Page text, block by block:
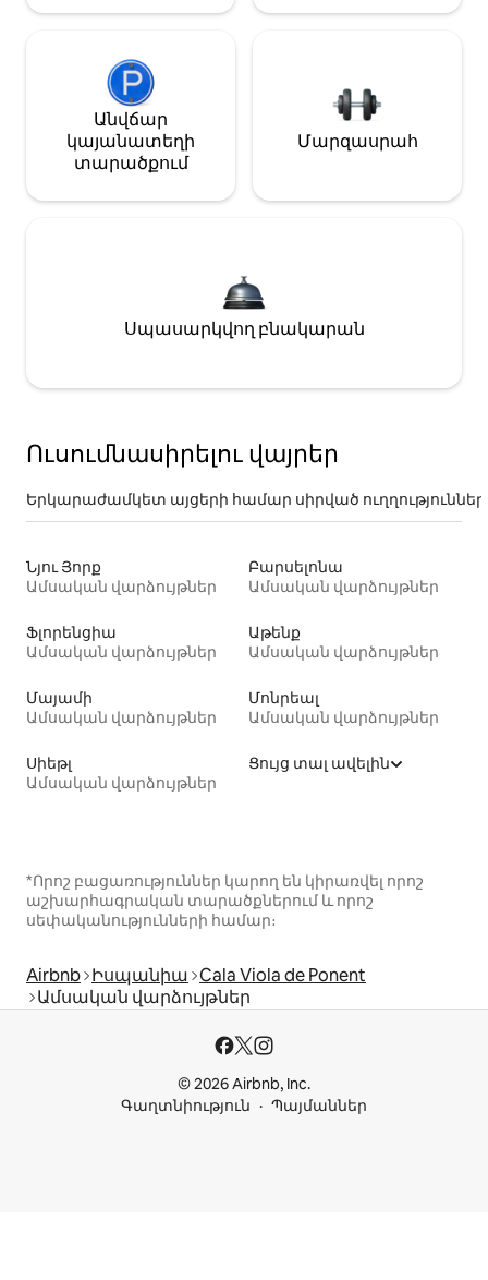
Անվճար
կայանատեղի
տարածքում
Մարզասրահ
Սպասարկվող բնակարան
Ուսումնասիրելու վայրեր
Երկարաժամկետ այցերի համար սիրված ուղղություններ
Նյու Յորք
Ամսական վարձույթներ
Բարսելոնա
Ամսական վարձույթներ
Ֆլորենցիա
Ամսական վարձույթներ
Աթենք
Ամսական վարձույթներ
Մայամի
Ամսական վարձույթներ
Մոնրեալ
Ամսական վարձույթներ
Սիեթլ
Ամսական վարձույթներ
Ցույց տալ ավելին
*Որոշ բացառություններ կարող են կիրառվել որոշ
աշխարհագրական տարածքներում և որոշ
սեփականությունների համար։
Airbnb Իսպանիա Cala Viola de Ponent
Ամսական վարձույթներ
© 2026 Airbnb, Inc.
Գաղտնիություն
Պայմաններ